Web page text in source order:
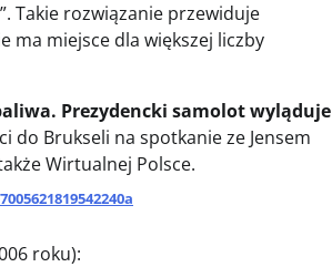
Takie rozwiązanie przewiduje
ma miejsce dla większej liczby
Prezydencki samolot wyląduje
do Brukseli na spotkanie ze Jensem
Wirtualnej Polsce.
roku):